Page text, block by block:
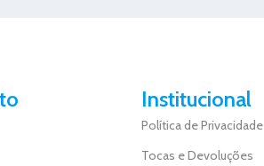
Institucional
Política de Privacidade
Tocas e Devoluções